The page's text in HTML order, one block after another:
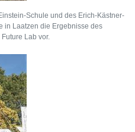
Schule und des Erich-Kästner-
in Laatzen die Ergebnisse des
Lab vor.